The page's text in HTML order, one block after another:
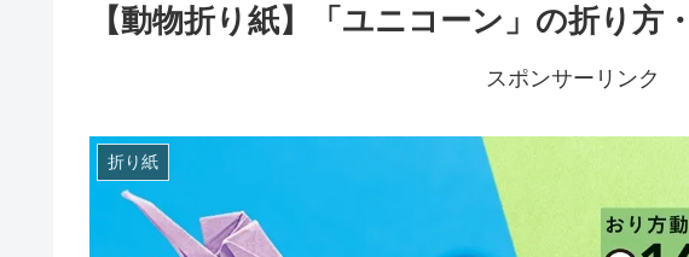
【動物折り紙】「ユニコーン」の折り方
スポンサーリンク
折り紙